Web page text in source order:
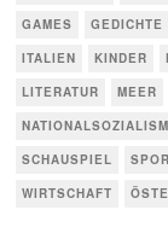
GAMES
GEDICHTE
ITALIEN
KINDER
LITERATUR
MEER
SCHAUSPIEL
WIRTSCHAFT